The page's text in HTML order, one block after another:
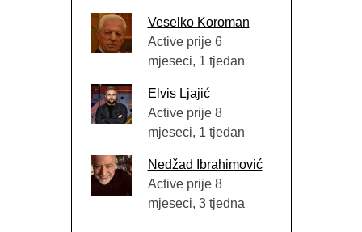
Veselko Koroman
Active prije 6
mjeseci, 1 tjedan
Elvis Ljajić
Active prije 8
mjeseci, 1 tjedan
Nedžad Ibrahimović
Active prije 8
mjeseci, 3 tjedna